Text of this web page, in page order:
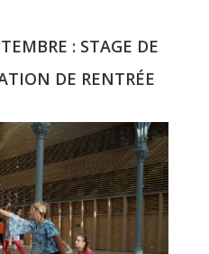
: STAGE DE
DE RENTRÉE